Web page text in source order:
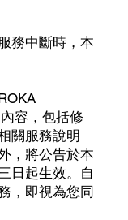
務中斷時，本
容，包括修
關服務說明
，將公告於本
日起生效。自
，即視為您同